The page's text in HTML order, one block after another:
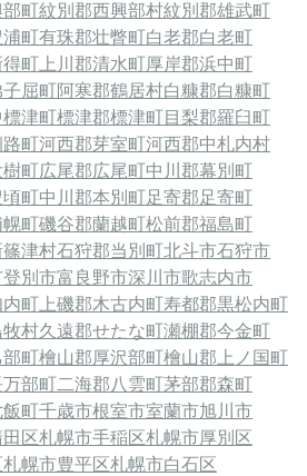
町紋別郡西興部村紋別郡雄武町
町有珠郡壮瞥町白老郡白老町
得町 上川郡清水町厚岸郡浜中町
子屈町阿寒郡鶴居村白糠郡白糠町
津町標津郡標津町目梨郡羅臼町
町河西郡芽室町河西郡中札内村
町広尾郡広尾町中川郡幕別町
町中川郡本別町足寄郡足寄町
町磯谷郡蘭越町松前郡福島町
津村石狩郡当別町北斗市石狩市
登別市富良野市深川市歌志内市
内町 上磯郡木古内町寿都郡黒松内町
村久遠郡せたな町瀬棚郡今金町
町檜山郡厚沢部町檜山郡上ノ国町
部町二海郡八雲町茅部郡森町
町千歳市根室市室蘭市旭川市
区札幌市手稲区札幌市厚別区
札幌市豊平区札幌市白石区